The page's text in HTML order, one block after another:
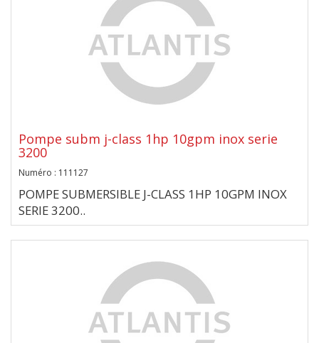
Pompe subm j-class 1hp 10gpm inox serie
3200
Numéro : 111127
POMPE SUBMERSIBLE J-CLASS 1HP 10GPM INOX
SERIE 3200..